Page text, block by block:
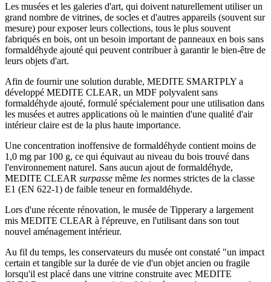
Les musées et les galeries d'art, qui doivent naturellement utiliser un
grand nombre de vitrines, de socles et d'autres appareils (souvent sur
mesure) pour exposer leurs collections, tous le plus souvent
fabriqués en bois, ont un besoin important de panneaux en bois sans
formaldéhyde ajouté qui peuvent contribuer à garantir le bien-être de
leurs objets d'art.
Afin de fournir une solution durable, MEDITE SMARTPLY a
développé MEDITE CLEAR, un MDF polyvalent sans
formaldéhyde ajouté, formulé spécialement pour une utilisation dans
les musées et autres applications où le maintien d'une qualité d'air
intérieur claire est de la plus haute importance.
Une concentration inoffensive de formaldéhyde contient moins de
1,0 mg par 100 g, ce qui équivaut au niveau du bois trouvé dans
l'environnement naturel. Sans aucun ajout de formaldéhyde,
MEDITE CLEAR surpasse même les normes strictes de la classe
E1 (EN 622-1) de faible teneur en formaldéhyde.
Lors d'une récente rénovation, le musée de Tipperary a largement
mis MEDITE CLEAR à l'épreuve, en l'utilisant dans son tout
nouvel aménagement intérieur.
Au fil du temps, les conservateurs du musée ont constaté "un impact
certain et tangible sur la durée de vie d'un objet ancien ou fragile
lorsqu'il est placé dans une vitrine construite avec MEDITE